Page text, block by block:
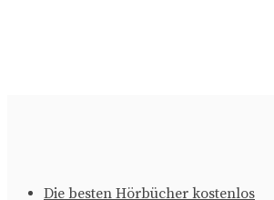
Die besten Hörbücher kostenlos